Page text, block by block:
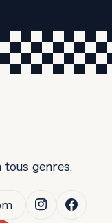
de
les
des
tous genres,